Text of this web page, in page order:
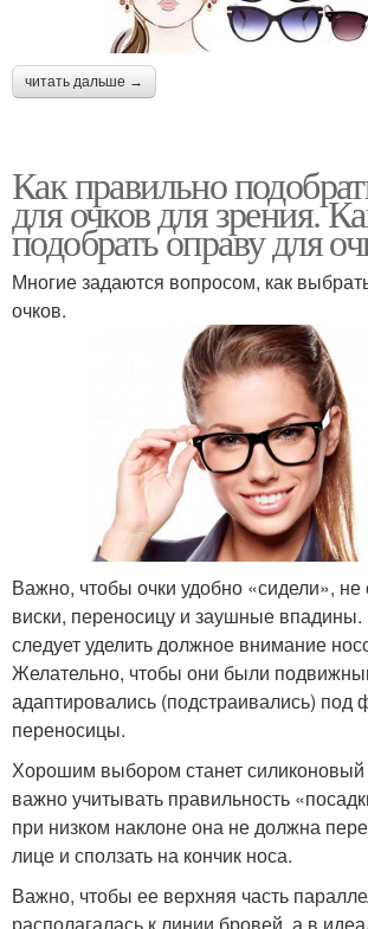
читать дальше →
Как правильно
для очков для зрения.
подобрать оправу для
Многие задаются вопросом, как
очков.
Важно, чтобы очки удобно «сидели», не
виски, переносицу и заушные впадины.
следует уделить должное внимание
Желательно, чтобы они были
адаптировались (подстраивались) под
переносицы.
Хорошим выбором станет силиконовый
важно учитывать правильность
при низком наклоне она не должна
лице и сползать на кончик носа.
Важно, чтобы ее верхняя часть
располагалась к линии бровей, а в